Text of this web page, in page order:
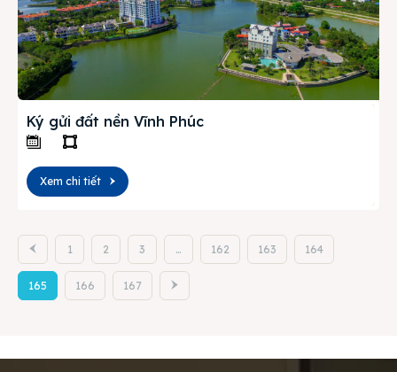
Ký gửi đất nền Vĩnh Phúc
Xem chi tiết
1 2 3 … 162 163 164
165 166 167